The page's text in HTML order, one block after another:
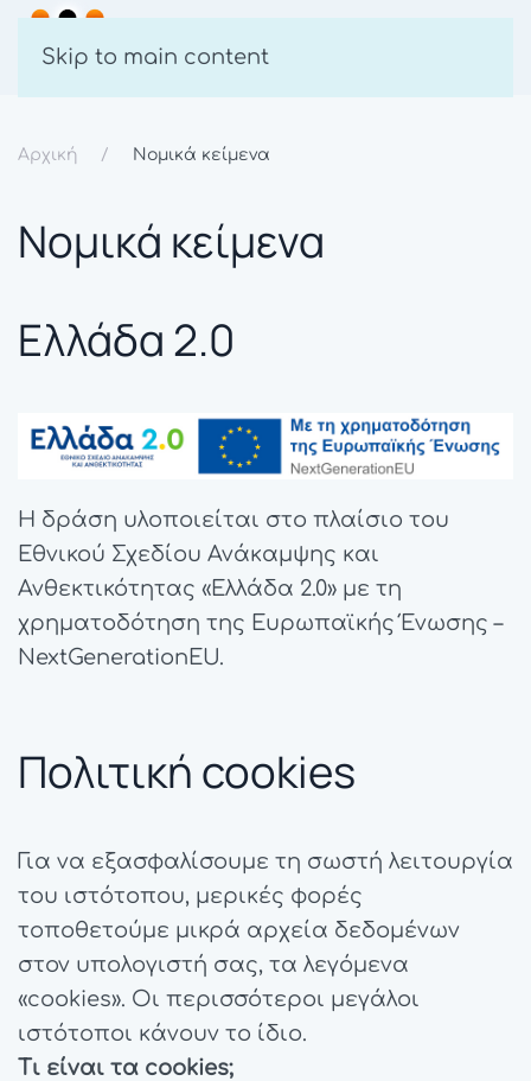
Skip to main content
Αρχική Νομικά κείμενα
Νομικά κείμενα
Ελλάδα 2.0
Η δράση υλοποιείται στο πλαίσιο του
Εθνικού Σχεδίου Ανάκαμψης και
Ανθεκτικότητας «Ελλάδα 2.0» με τη
χρηματοδότηση της Ευρωπαϊκής Ένωσης –
NextGenerationEU.
Πολιτική cookies
Για να εξασφαλίσουμε τη σωστή λειτουργία
του ιστότοπου, μερικές φορές
τοποθετούμε μικρά αρχεία δεδομένων
στον υπολογιστή σας, τα λεγόμενα
«cookies». Οι περισσότεροι μεγάλοι
ιστότοποι κάνουν το ίδιο.
Τι είναι τα cookies;